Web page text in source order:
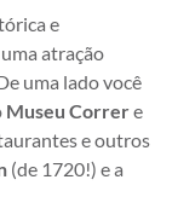
e
atração
uma lado você
Museu Correre
e outros
(de 1720!) e a